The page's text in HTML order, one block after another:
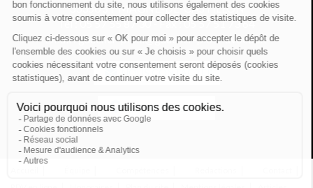
33350 ST MAGNE-DE-CASTILLON
Tél :05 57 55 87 30 - Fax : 05 57 51 73 64
Email :gaucher-piola@gaucher-piola-avocat.fr
NOUS CONTACTER
NOUS LOCALISER